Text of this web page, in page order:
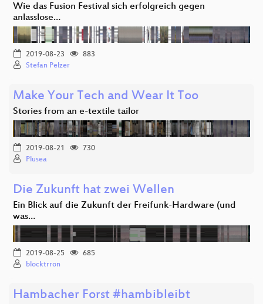
Wie das Fusion Festival sich erfolgreich gegen
anlasslose…
2019-08-23
883
Stefan Pelzer
Make Your Tech and Wear It Too
Stories from an e-textile tailor
2019-08-21
730
Plusea
Die Zukunft hat zwei Wellen
Ein Blick auf die Zukunft der Freifunk-Hardware (und
was…
2019-08-25
685
blocktrron
Hambacher Forst #hambibleibt